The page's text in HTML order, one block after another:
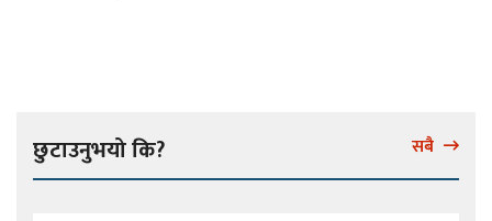
छुटाउनुभयो कि? सबै